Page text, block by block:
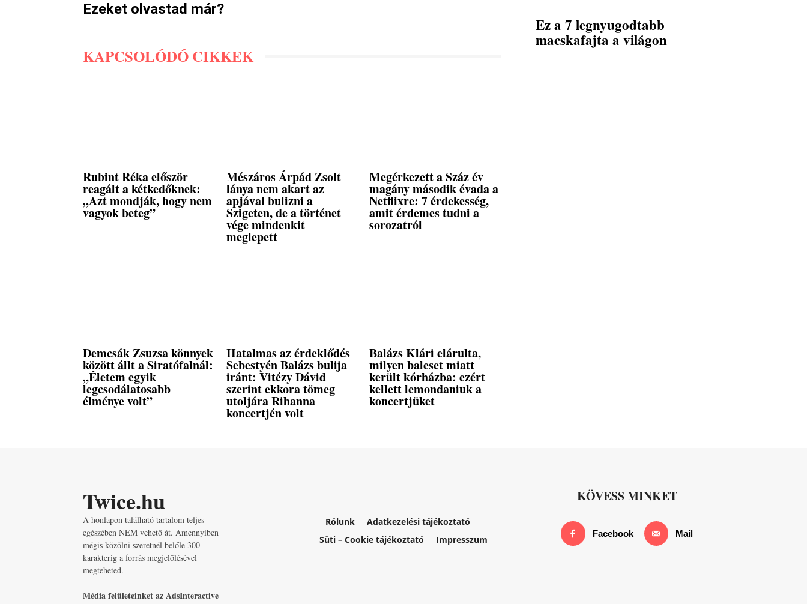
Ezeket olvastad már?
KAPCSOLÓDÓ CIKKEK
Rubint Réka először
reagált a kétkedőknek:
„Azt mondják, hogy nem
vagyok beteg”
Mészáros Árpád Zsolt
lánya nem akart az
apjával bulizni a
Szigeten, de a történet
vége mindenkit
meglepett
Megérkezett a Száz év
magány második évada a
Netflixre: 7 érdekesség,
amit érdemes tudni a
sorozatról
Demcsák Zsuzsa könnyek
között állt a Siratófalnál:
„Életem egyik
legcsodálatosabb
élménye volt”
Hatalmas az érdeklődés
Sebestyén Balázs bulija
iránt: Vitézy Dávid
szerint ekkora tömeg
utoljára Rihanna
koncertjén volt
Balázs Klári elárulta,
milyen baleset miatt
került kórházba: ezért
kellett lemondaniuk a
koncertjüket
Ez a 7 legnyugodtabb
macskafajta a világon
Twice.hu
A honlapon található tartalom teljes
egészében NEM vehető át. Amennyiben
mégis közölni szeretnél belőle 300
karakterig a forrás megjelölésével
megteheted.
Média felületeinket az AdsInteractive
Rólunk
Adatkezelési tájékoztató
Süti – Cookie tájékoztató
Impresszum
KÖVESS MINKET
Facebook Mail